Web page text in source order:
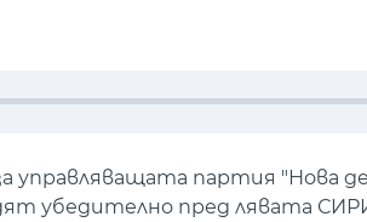
управляващата партия "Нова
убедително пред лявата